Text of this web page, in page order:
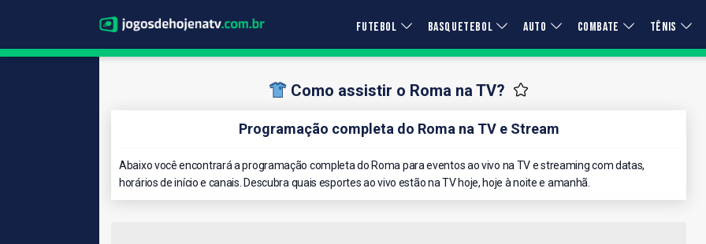
FUTEBOL BASQUETEBOL AUTO COMBATE TÊNIS
Como assistir o Roma na TV?
Programação completa do Roma na TV e Stream
Abaixo você encontrará a programação completa do Roma para eventos ao vivo na TV e streaming com datas,
horários de início e canais. Descubra quais esportes ao vivo estão na TV hoje, hoje à noite e amanhã.